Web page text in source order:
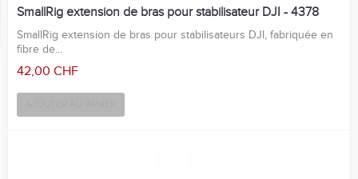
SmallRig extension de bras pour stabilisateur DJI - 4378
SmallRig extension de bras pour stabilisateurs DJI, fabriquée en
fibre de...
42,00 CHF